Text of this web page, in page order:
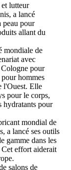
lutteur
a lancé
peau pour
allant du
mondiale de
avec
Cologne pour
hommes
l'Ouest. Elle
pour le corps,
hydratants pour
mondial de
a lancé ses outils
gamme dans les
Cet effort aiderait
salons de